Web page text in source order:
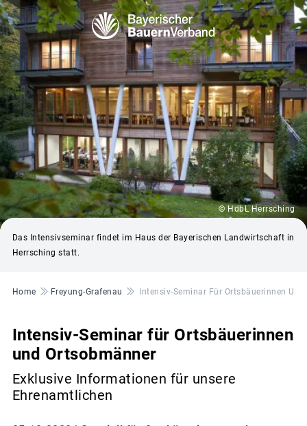
© HdbL Herrsching
Das Intensivseminar findet im Haus der Bayerischen Landwirtschaft in
Herrsching statt.
Pfadnavigation
Home Freyung-Grafenau Intensiv-Seminar Für Ortsbäuerinnen
Intensiv-Seminar für Ortsbäuerinnen
und Ortsobmänner
Exklusive Informationen für unsere
Ehrenamtlichen